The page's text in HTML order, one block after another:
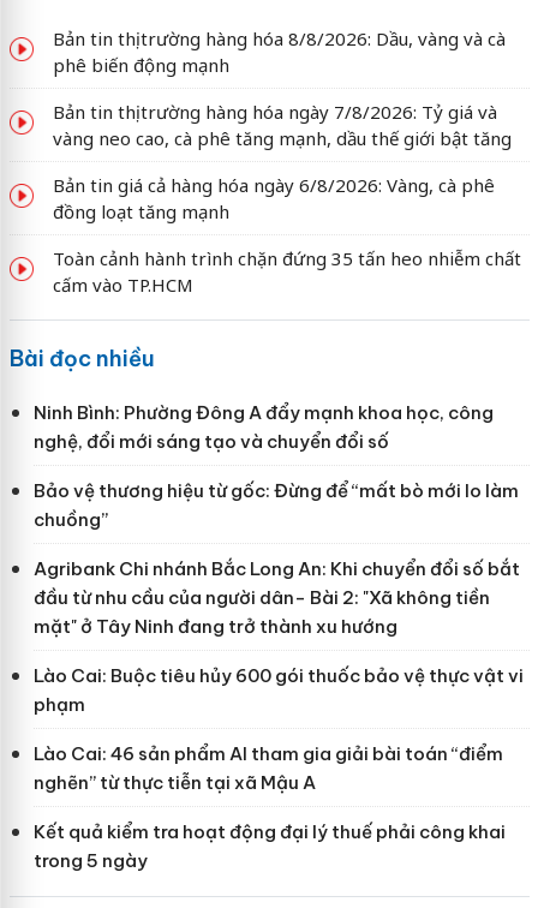
Bản tin thị trường hàng hóa 8/8/2026: Dầu, vàng và cà
phê biến động mạnh
Bản tin thị trường hàng hóa ngày 7/8/2026: Tỷ giá và
vàng neo cao, cà phê tăng mạnh, dầu thế giới bật tăng
Bản tin giá cả hàng hóa ngày 6/8/2026: Vàng, cà phê
đồng loạt tăng mạnh
Toàn cảnh hành trình chặn đứng 35 tấn heo nhiễm chất
cấm vào TP.HCM
Bài đọc nhiều
Ninh Bình: Phường Đông A đẩy mạnh khoa học, công
nghệ, đổi mới sáng tạo và chuyển đổi số
Bảo vệ thương hiệu từ gốc: Đừng để “mất bò mới lo làm
chuồng”
Agribank Chi nhánh Bắc Long An: Khi chuyển đổi số bắt
đầu từ nhu cầu của người dân- Bài 2: "Xã không tiền
mặt" ở Tây Ninh đang trở thành xu hướng
Lào Cai: Buộc tiêu hủy 600 gói thuốc bảo vệ thực vật vi
phạm
Lào Cai: 46 sản phẩm AI tham gia giải bài toán “điểm
nghẽn” từ thực tiễn tại xã Mậu A
Kết quả kiểm tra hoạt động đại lý thuế phải công khai
trong 5 ngày